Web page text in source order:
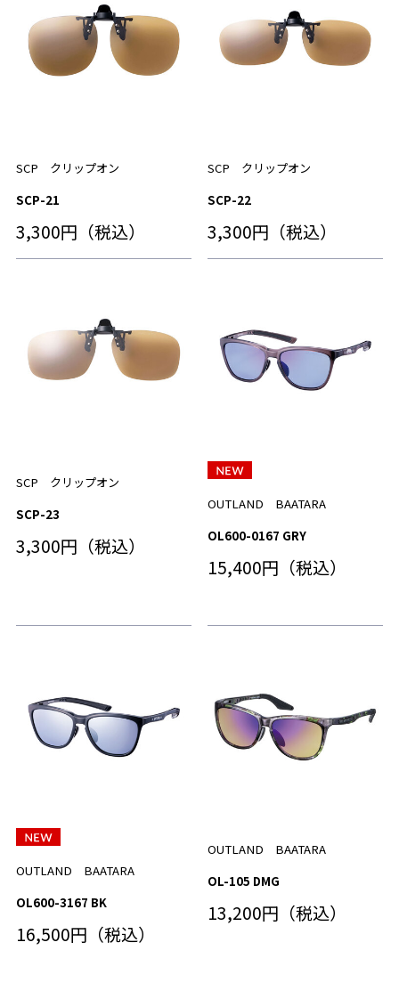
SCP クリップオン
SCP-21
3,300円（税込）
SCP クリップオン
SCP-22
3,300円（税込）
SCP クリップオン
SCP-23
3,300円（税込）
OUTLAND BAATARA
OL600-0167 GRY
15,400円（税込）
OUTLAND BAATARA
OL600-3167 BK
16,500円（税込）
OUTLAND BAATARA
OL-105 DMG
13,200円（税込）